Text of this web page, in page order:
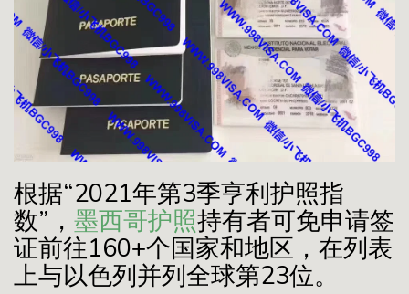
根据“2021年第3季亨利护照指
数”， 墨西哥护照持有者可免申请签
证前往160+个国家和地区，在列表
上与以色列并列全球第23位。